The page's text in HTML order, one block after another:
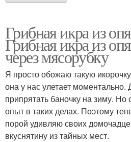
Грибная икра из
Грибная икра из
через мясорубку
Я просто обожаю такую
она у нас улетает
припрятать баночку на зиму. Но
опыт в таких делах. Поэтому
порой удивляю своих
вкуснятину из тайных мест.